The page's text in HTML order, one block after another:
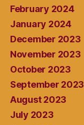
February 2024
January 2024
December 2023
November 2023
October 2023
September 2023
August 2023
July 2023